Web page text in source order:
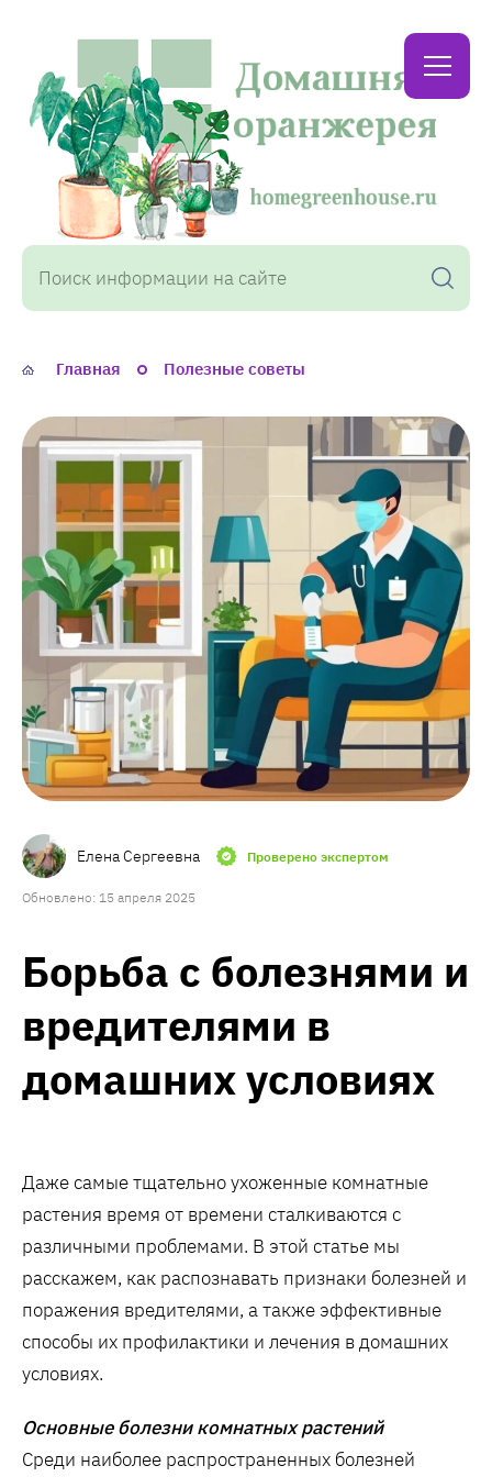
Домашняя
оранжерея
Главная Полезные советы
Елена Сергеевна Проверено экспертом
Обновлено: 15 апреля 2025
Борьба с болезнями и
вредителями в
домашних условиях
Даже самые тщательно ухоженные комнатные
растения время от времени сталкиваются с
различными проблемами. В этой статье мы
расскажем, как распознавать признаки болезней и
поражения вредителями, а также эффективные
способы их профилактики и лечения в домашних
условиях.
Основные болезни комнатных растений
Среди наиболее распространенных болезней